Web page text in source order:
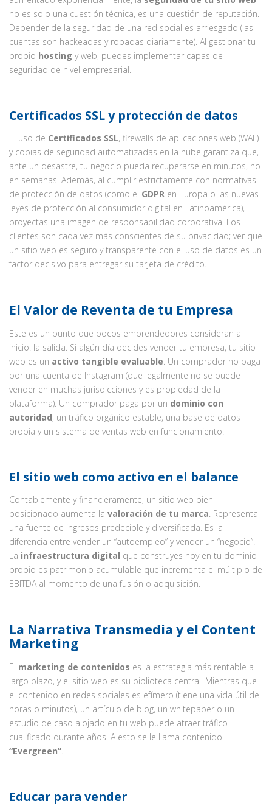
no es solo una cuestión técnica, es una cuestión de reputación.
Depender de la seguridad de una red social es arriesgado (las
cuentas son hackeadas y robadas diariamente). Al gestionar tu
propio hosting y web, puedes implementar capas de
seguridad de nivel empresarial.
Certificados SSL y protección de datos
El uso de Certificados SSL, firewalls de aplicaciones web (WAF)
y copias de seguridad automatizadas en la nube garantiza que,
ante un desastre, tu negocio pueda recuperarse en minutos, no
en semanas. Además, al cumplir estrictamente con normativas
de protección de datos (como el GDPR en Europa o las nuevas
leyes de protección al consumidor digital en Latinoamérica),
proyectas una imagen de responsabilidad corporativa. Los
clientes son cada vez más conscientes de su privacidad; ver que
un sitio web es seguro y transparente con el uso de datos es un
factor decisivo para entregar su tarjeta de crédito.
El Valor de Reventa de tu Empresa
Este es un punto que pocos emprendedores consideran al
inicio: la salida. Si algún día decides vender tu empresa, tu sitio
web es un activo tangible evaluable . Un comprador no paga
por una cuenta de Instagram (que legalmente no se puede
vender en muchas jurisdicciones y es propiedad de la
plataforma). Un comprador paga por un dominio con
autoridad, un tráfico orgánico estable, una base de datos
propia y un sistema de ventas web en funcionamiento.
El sitio web como activo en el balance
Contablemente y financieramente, un sitio web bien
posicionado aumenta la valoración de tu marca . Representa
una fuente de ingresos predecible y diversificada. Es la
diferencia entre vender un “autoempleo” y vender un “negocio”.
La infraestructura digital que construyes hoy en tu dominio
propio es patrimonio acumulable que incrementa el múltiplo de
EBITDA al momento de una fusión o adquisición.
La Narrativa Transmedia y el Content
Marketing
El marketing de contenidos es la estrategia más rentable a
largo plazo, y el sitio web es su biblioteca central. Mientras que
el contenido en redes sociales es efímero (tiene una vida útil de
horas o minutos), un artículo de blog, un whitepaper o un
estudio de caso alojado en tu web puede atraer tráfico
cualificado durante años. A esto se le llama contenido
“Evergreen”
Educar para vender